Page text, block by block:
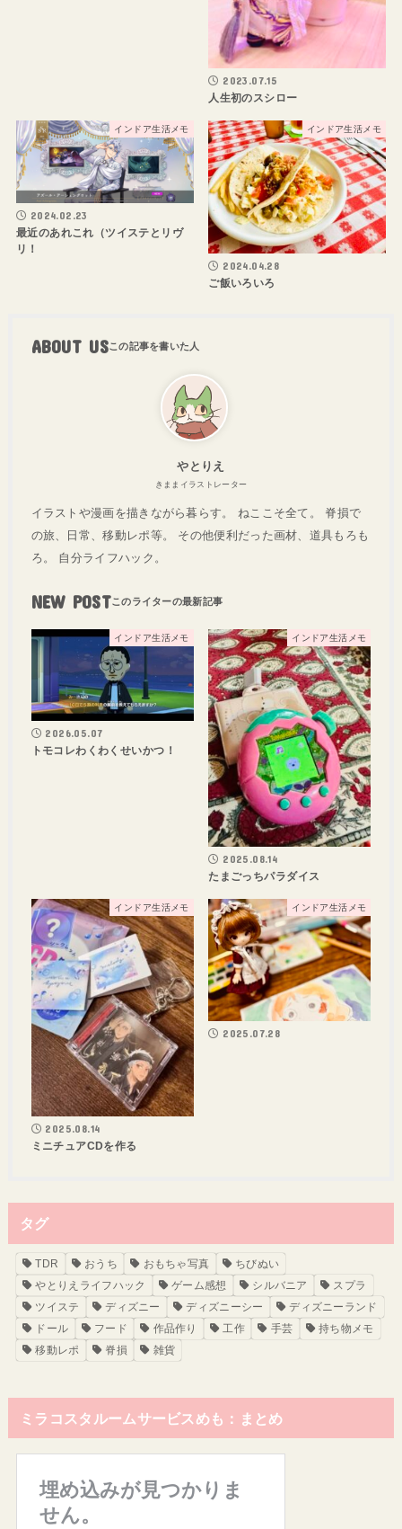
2023.07.15
人生初のスシロー
インドア生活メモ
2024.02.23
最近のあれこれ（ツイステとリヴ
リ！
インドア生活メモ
2024.04.28
ご飯いろいろ
ABOUT US
やとりえ
きままイラストレーター
イラストや漫画を描きながら暮らす。 ねここそ全て。 脊損で
の旅、日常、移動レポ等。 その他便利だった画材、道具もろも
ろ。 自分ライフハック。
NEW POST
インドア生活メモ
2026.05.07
トモコレわくわくせいかつ！
インドア生活メモ
2025.08.14
たまごっちパラダイス
インドア生活メモ
2025.08.14
ミニチュアCDを作る
インドア生活メモ
2025.07.28
タグ
TDR おうち おもちゃ写真
ちびぬい
やとりえライフハック
ゲーム感想 シルバニア
スプラ
ツイステ
ディズニー ディズニーシー
ディズニーランド
ドール
フード 作品作り 工作 手芸
持ち物メモ
移動レポ
脊損 雑貨
ミラコスタルームサービスめも：まとめ